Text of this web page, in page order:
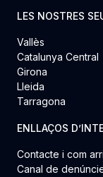
LES NOSTRES
Vallès
Catalunya Central
Girona
Lleida
Tarragona
ENLLAÇOS
Contacte i com
Canal de